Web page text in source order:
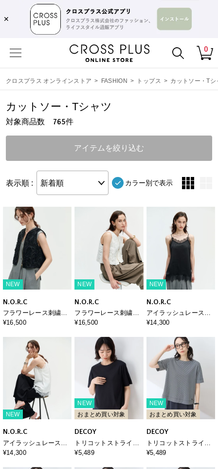
✕
0
クロスプラス オンラインストア > FASHION > トップス > カットソー・Tシ
対象商品数 765件
カットソー・Tシャツ
アイテムを絞り込む
表示順 : 新着順 カラー別で表示
NEW
N.O.R.C
フラワーレース刺繍ベ
スト
¥16,500
NEW
N.O.R.C
フラワーレース刺繍ベ
スト
¥16,500
NEW
N.O.R.C
アイラッシュレースキ
ャミソール
¥14,300
NEW
N.O.R.C
アイラッシュレースキ
ャミソール
¥14,300
NEW
おまとめ買い対象
DECOY
トリコットストライプ5
分袖Tシャツ【接触冷
¥5,489
NEW
おまとめ買い対象
DECOY
トリコットストライプ5
分袖Tシャツ【接触冷
¥5,489